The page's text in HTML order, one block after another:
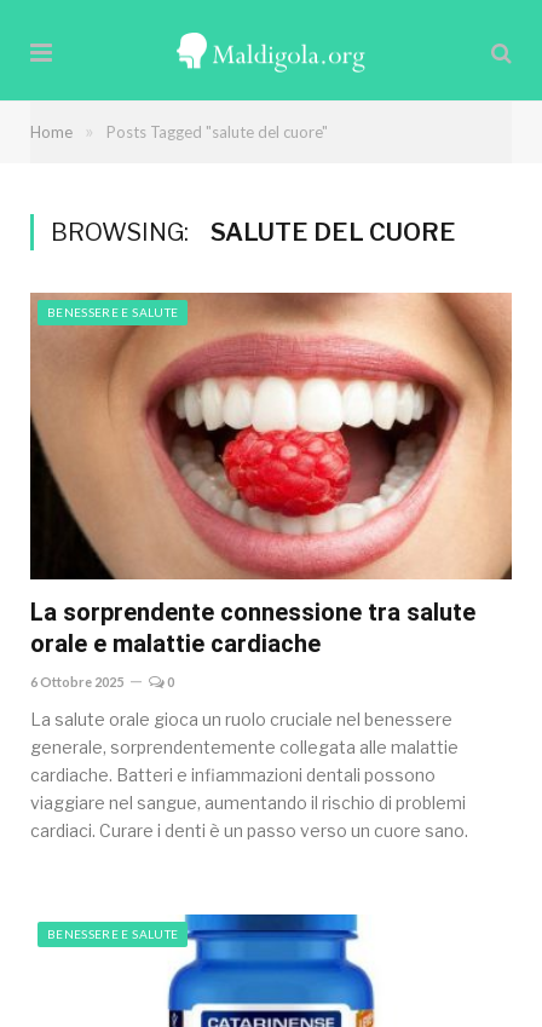
Home » Posts Tagged "salute del cuore"
BROWSING: SALUTE DEL CUORE
BENESSERE E SALUTE
La sorprendente connessione tra salute
orale e malattie cardiache
6 Ottobre 2025 0
La salute orale gioca un ruolo cruciale nel benessere
generale, sorprendentemente collegata alle malattie
cardiache. Batteri e infiammazioni dentali possono
viaggiare nel sangue, aumentando il rischio di problemi
cardiaci. Curare i denti è un passo verso un cuore sano.
BENESSERE E SALUTE